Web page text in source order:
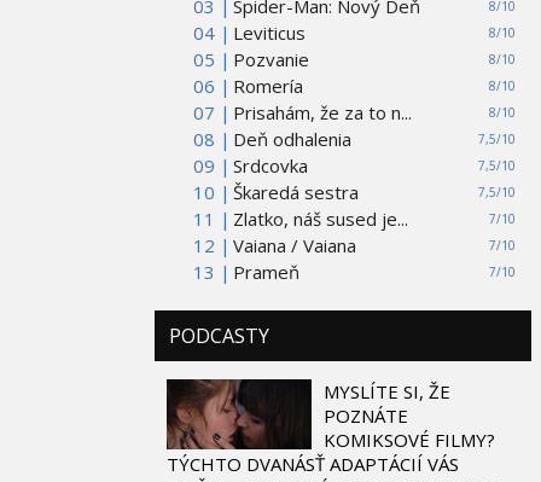
03 |
8/10
Spider-Man: Nový Deň
04 |
8/10
Leviticus
05 |
8/10
Pozvanie
06 |
8/10
Romería
07 |
8/10
Prisahám, že za to n...
08 |
7,5/10
Deň odhalenia
09 |
7,5/10
Srdcovka
10 |
7,5/10
Škaredá sestra
11 |
7/10
Zlatko, náš sused je...
12 |
7/10
Vaiana / Vaiana
13 |
7/10
Prameň
PODCASTY
MYSLÍTE SI, ŽE
POZNÁTE
KOMIKSOVÉ FILMY?
TÝCHTO DVANÁSŤ ADAPTÁCIÍ VÁS